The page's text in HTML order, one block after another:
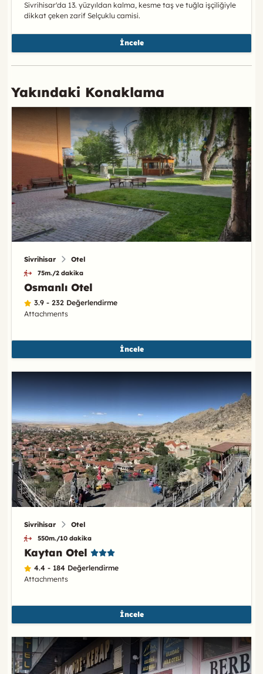
Sivrihisar'da 13. yüzyıldan kalma, kesme taş ve tuğla işçiliğiyle
dikkat çeken zarif Selçuklu camisi.
İncele
Yakındaki Konaklama
Sivrihisar Otel
75m./2 dakika
Osmanlı Otel
3.9 - 232 Değerlendirme
Attachments
İncele
Sivrihisar Otel
550m./10 dakika
Kaytan Otel
4.4 - 184 Değerlendirme
Attachments
İncele